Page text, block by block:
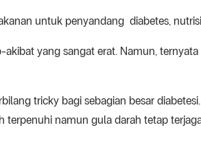
untuk penyandang diabetes,
yang sangat erat. Namun,
tricky bagi sebagian besar
terpenuhi namun gula darah tetap